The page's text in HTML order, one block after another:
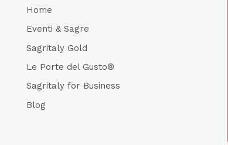
Home
Eventi & Sagre
Sagritaly Gold
Le Porte del Gusto®
Sagritaly for Business
Blog